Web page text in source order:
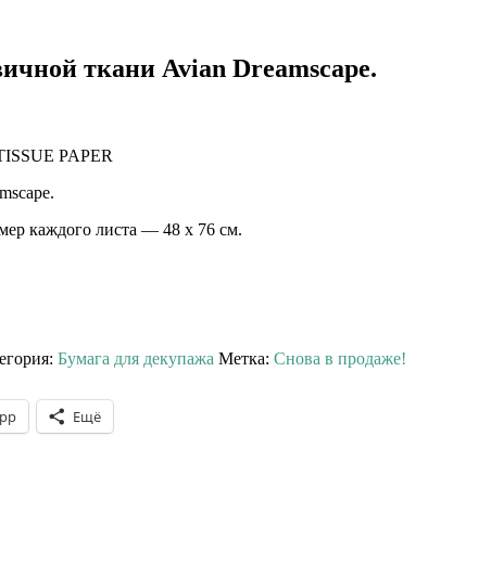
ткани Avian Dreamscape.
PAPER
каждого листа — 48 х 76 см.
Бумага для декупажа Метка: Снова в продаже!
Ещё